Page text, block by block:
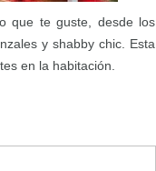
que te guste, desde los
y shabby chic. Esta
en la habitación.